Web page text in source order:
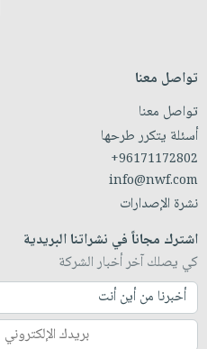
تواصل معنا
تواصل معنا
أسئلة يتكرر طرحها
+96171172802
info@nwf.com
نشرة الإصدارات
اشترك مجاناً في نشراتنا البريدية
كي يصلك آخر أخبار الشركة